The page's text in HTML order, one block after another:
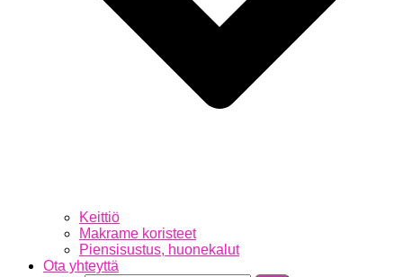
Keittiö
Makrame koristeet
Piensisustus, huonekalut
Ota yhteyttä